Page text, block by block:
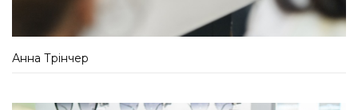
Анна Трінчер